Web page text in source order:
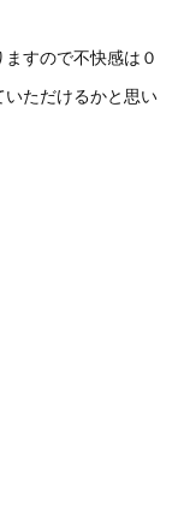
すので不快感は０
ただけるかと思い